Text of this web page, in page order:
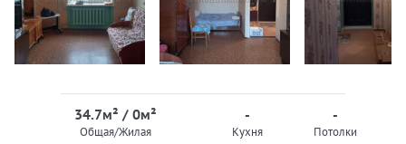
34.7м² / 0м²
Общая/Жилая
-
Кухня
-
Потолки